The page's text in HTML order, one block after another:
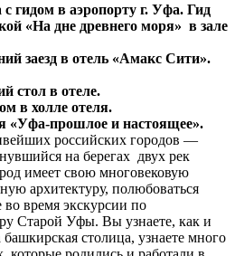
с гидом в аэропорту г. Уфа. Гид
«На дне древнего моря» в зале
заезд в отель «Амакс Сити».
стол в отеле.
в холле отеля.
«Уфа-прошлое и настоящее».
российских городов —
на берегах двух рек
имеет свою многовековую
архитектуру, полюбоваться
время экскурсии по
Старой Уфы. Вы узнаете, как и
столица, узнаете много